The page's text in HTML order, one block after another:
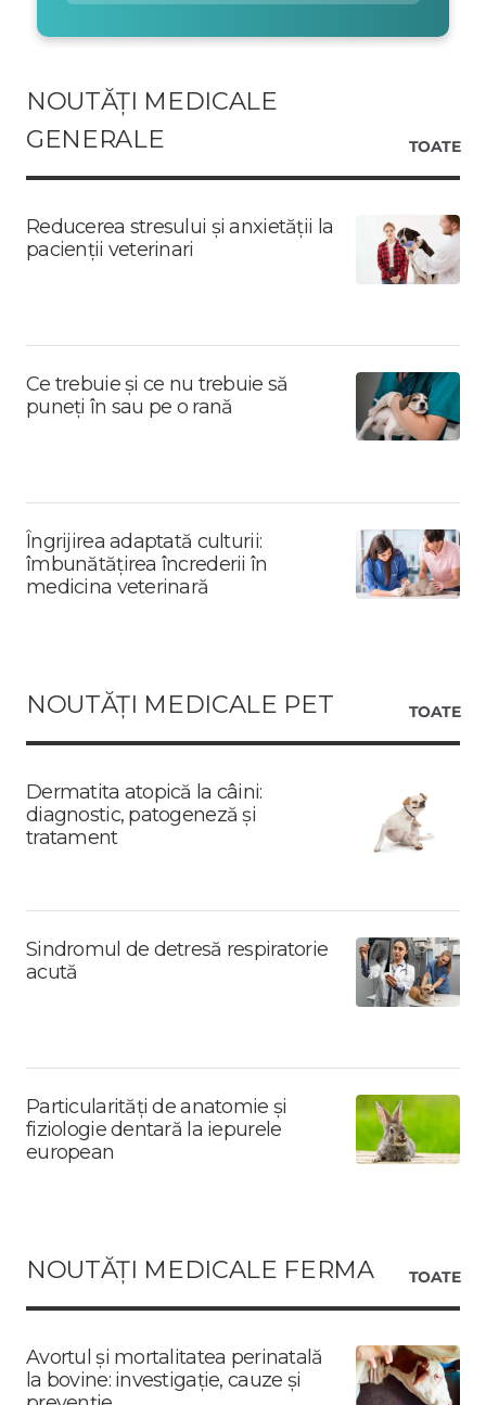
NOUTĂȚI MEDICALE
GENERALE
TOATE
Reducerea stresului și anxietății la
pacienții veterinari
Ce trebuie și ce nu trebuie să
puneți în sau pe o rană
Îngrijirea adaptată culturii:
îmbunătățirea încrederii în
medicina veterinară
NOUTĂȚI MEDICALE PET TOATE
Dermatita atopică la câini:
diagnostic, patogeneză și
tratament
Sindromul de detresă respiratorie
acută
Particularități de anatomie și
fiziologie dentară la iepurele
european
NOUTĂȚI MEDICALE FERMA TOATE
Avortul și mortalitatea perinatală
la bovine: investigație, cauze și